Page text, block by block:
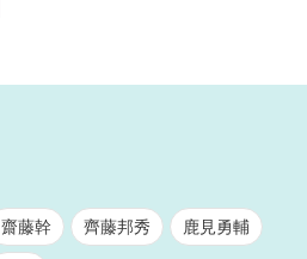
齋藤幹 齊藤邦秀 鹿見勇輔